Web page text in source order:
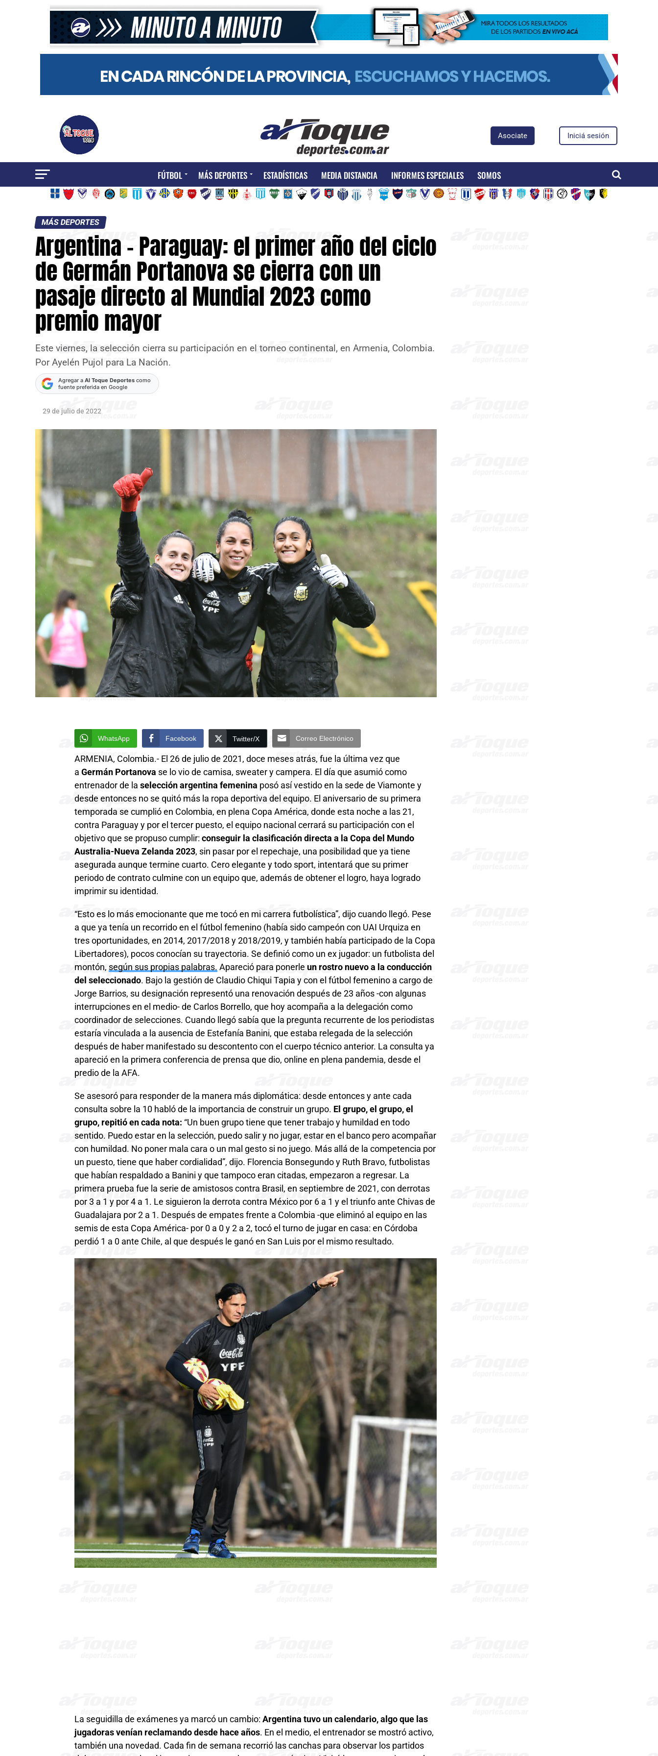
Asociate Iniciá sesión
FÚTBOL MÁS DEPORTES ESTADÍSTICAS MEDIA DISTANCIA INFORMES ESPECIALES SOMOS
MÁS DEPORTES
Argentina – Paraguay: el primer año del ciclo
de Germán Portanova se cierra con un
pasaje directo al Mundial 2023 como
premio mayor
Este viernes, la selección cierra su participación en el torneo continental, en Armenia, Colombia.
Por Ayelén Pujol para La Nación.
Agregar a Al Toque Deportes como
fuente preferida en Google
29 de julio de 2022
WhatsApp Facebook Twitter/X Correo Electrónico
ARMENIA, Colombia.- El 26 de julio de 2021, doce meses atrás, fue la última vez que
a Germán Portanova se lo vio de camisa, sweater y campera. El día que asumió como
entrenador de la selección argentina femenina posó así vestido en la sede de Viamonte y
desde entonces no se quitó más la ropa deportiva del equipo. El aniversario de su primera
temporada se cumplió en Colombia, en plena Copa América, donde esta noche a las 21,
contra Paraguay y por el tercer puesto, el equipo nacional cerrará su participación con el
objetivo que se propuso cumplir: conseguir la clasificación directa a la Copa del Mundo
Australia-Nueva Zelanda 2023, sin pasar por el repechaje, una posibilidad que ya tiene
asegurada aunque termine cuarto. Cero elegante y todo sport, intentará que su primer
periodo de contrato culmine con un equipo que, además de obtener el logro, haya logrado
imprimir su identidad.
“Esto es lo más emocionante que me tocó en mi carrera futbolística”, dijo cuando llegó. Pese
a que ya tenía un recorrido en el fútbol femenino (había sido campeón con UAI Urquiza en
tres oportunidades, en 2014, 2017/2018 y 2018/2019, y también había participado de la Copa
Libertadores), pocos conocían su trayectoria. Se definió como un ex jugador: un futbolista del
montón, según sus propias palabras. Apareció para ponerle un rostro nuevo a la conducción
del seleccionado. Bajo la gestión de Claudio Chiqui Tapia y con el fútbol femenino a cargo de
Jorge Barrios, su designación representó una renovación después de 23 años -con algunas
interrupciones en el medio- de Carlos Borrello, que hoy acompaña a la delegación como
coordinador de selecciones. Cuando llegó sabía que la pregunta recurrente de los periodistas
estaría vinculada a la ausencia de Estefanía Banini, que estaba relegada de la selección
después de haber manifestado su descontento con el cuerpo técnico anterior. La consulta ya
apareció en la primera conferencia de prensa que dio, online en plena pandemia, desde el
predio de la AFA.
Se asesoró para responder de la manera más diplomática: desde entonces y ante cada
consulta sobre la 10 habló de la importancia de construir un grupo. El grupo, el grupo, el
grupo, repitió en cada nota: “Un buen grupo tiene que tener trabajo y humildad en todo
sentido. Puedo estar en la selección, puedo salir y no jugar, estar en el banco pero acompañar
con humildad. No poner mala cara o un mal gesto si no juego. Más allá de la competencia por
un puesto, tiene que haber cordialidad”, dijo. Florencia Bonsegundo y Ruth Bravo, futbolistas
que habían respaldado a Banini y que tampoco eran citadas, empezaron a regresar. La
primera prueba fue la serie de amistosos contra Brasil, en septiembre de 2021, con derrotas
por 3 a 1 y por 4 a 1. Le siguieron la derrota contra México por 6 a 1 y el triunfo ante Chivas de
Guadalajara por 2 a 1. Después de empates frente a Colombia -que eliminó al equipo en las
semis de esta Copa América- por 0 a 0 y 2 a 2, tocó el turno de jugar en casa: en Córdoba
perdió 1 a 0 ante Chile, al que después le ganó en San Luis por el mismo resultado.
La seguidilla de exámenes ya marcó un cambio: Argentina tuvo un calendario, algo que las
jugadoras venían reclamando desde hace años. En el medio, el entrenador se mostró activo,
también una novedad. Cada fin de semana recorrió las canchas para observar los partidos